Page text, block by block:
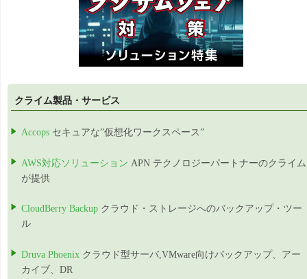
クライム製品・サービス
Accops セキュアな”仮想化ワークスペース”
AWS対応ソリューション APN テクノロジーパートナーのクライム
が提供
CloudBerry Backup クラウド・ストレージへのバックアップ・ツー
ル
Druva Phoenix クラウド型サーバ,VMware向けバックアップ、アー
カイブ、DR